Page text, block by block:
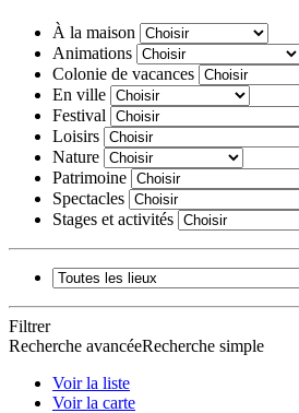
À la maison
Animations
Colonie de vacances
En ville
Festival
Loisirs
Nature
Patrimoine
Spectacles
Stages et activités
Filtrer
Recherche avancéeRecherche simple
Voir la liste
Voir la carte